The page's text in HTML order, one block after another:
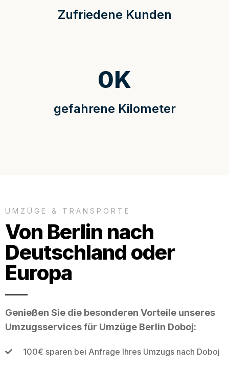
Zufriedene Kunden
gefahrene Kilometer
0K
UMZÜGE & TRANSPORTE
Von Berlin nach
Deutschland oder
Europa
Genießen Sie die besonderen Vorteile unseres
Umzugsservices für Umzüge Berlin Doboj:
100€ sparen bei Anfrage Ihres Umzugs nach Doboj